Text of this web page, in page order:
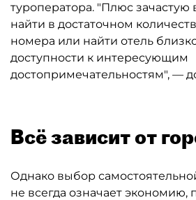
туроператора. "Плюс зачастую
найти в достаточном
номера или найти отель
доступности к интересующим
достопримечательностям", —
Всё зависит от
Однако выбор
не всегда означает